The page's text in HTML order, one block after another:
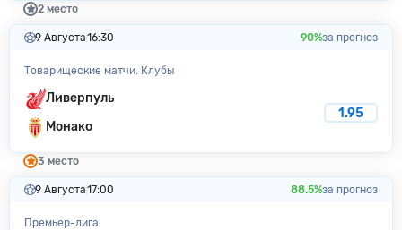
2 место
9 Августа16:30 90%за прогноз
Товарищеские матчи. Клубы
Ливерпуль
Монако
1.95
3 место
9 Августа17:00 88.5%за прогноз
Премьер-лига